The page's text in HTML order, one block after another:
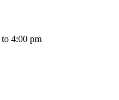
to 4:00 pm